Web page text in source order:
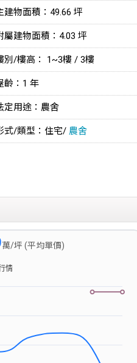
建物面積：49.66 坪
屬建物面積：4.03 坪
別/樓高： 1~3樓 / 3樓
齡：1 年
定用途：農舍
式/類型：住宅/ 農舍
萬/坪 (平均單價)